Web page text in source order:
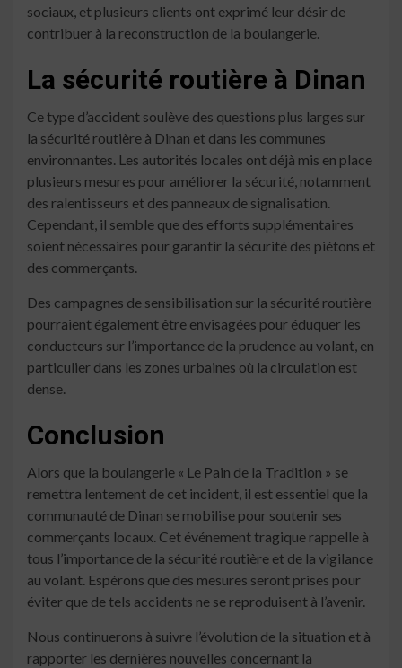
sociaux, et plusieurs clients ont exprimé leur désir de
contribuer à la reconstruction de la boulangerie.
La sécurité routière à Dinan
Ce type d’accident soulève des questions plus larges sur
la sécurité routière à Dinan et dans les communes
environnantes. Les autorités locales ont déjà mis en place
plusieurs mesures pour améliorer la sécurité, notamment
des ralentisseurs et des panneaux de signalisation.
Cependant, il semble que des efforts supplémentaires
soient nécessaires pour garantir la sécurité des piétons et
des commerçants.
Des campagnes de sensibilisation sur la sécurité routière
pourraient également être envisagées pour éduquer les
conducteurs sur l’importance de la prudence au volant, en
particulier dans les zones urbaines où la circulation est
dense.
Conclusion
Alors que la boulangerie « Le Pain de la Tradition » se
remettra lentement de cet incident, il est essentiel que la
communauté de Dinan se mobilise pour soutenir ses
commerçants locaux. Cet événement tragique rappelle à
tous l’importance de la sécurité routière et de la vigilance
au volant. Espérons que des mesures seront prises pour
éviter que de tels accidents ne se reproduisent à l’avenir.
Nous continuerons à suivre l’évolution de la situation et à
rapporter les dernières nouvelles concernant la